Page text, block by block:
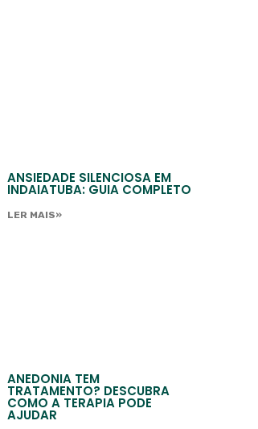
ANSIEDADE SILENCIOSA EM
INDAIATUBA: GUIA COMPLETO
LER MAIS»
ANEDONIA TEM
TRATAMENTO? DESCUBRA
COMO A TERAPIA PODE
AJUDAR